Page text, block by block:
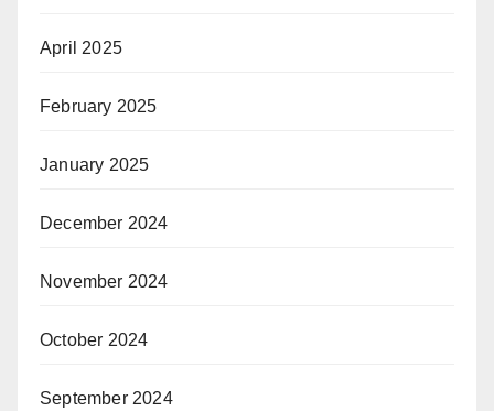
April 2025
February 2025
January 2025
December 2024
November 2024
October 2024
September 2024